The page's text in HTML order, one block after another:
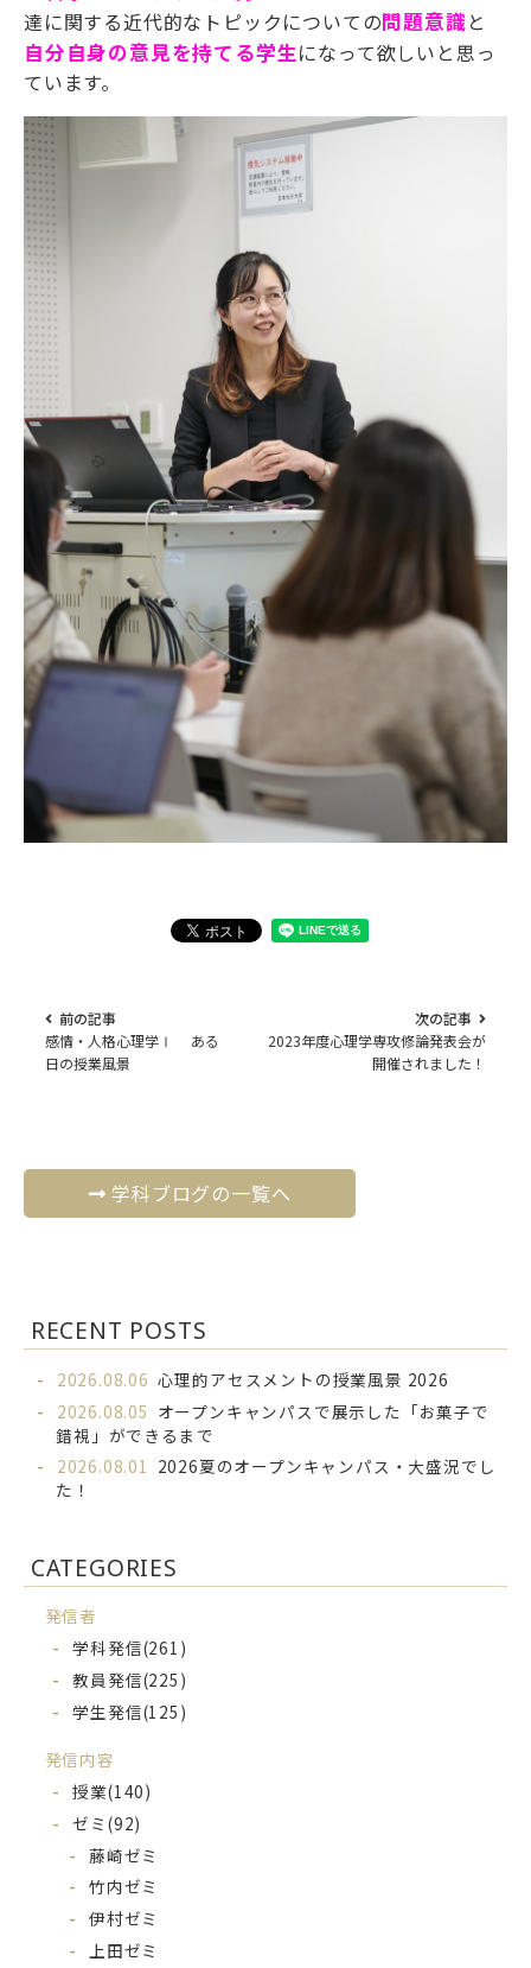
達に関する近代的なトピックについての問題意識と
自分自身の意見を持てる学生になって欲しいと思っ
ています。
前の記事
感情・人格心理学Ⅰ ある
日の授業風景
次の記事
2023年度心理学専攻修論発表会が
開催されました！
学科ブログの一覧へ
RECENT POSTS
2026.08.06 心理的アセスメントの授業風景 2026
2026.08.05 オープンキャンパスで展示した「お菓子で
錯視」ができるまで
2026.08.01 2026夏のオープンキャンパス・大盛況でし
た！
CATEGORIES
発信者
学科発信(261)
教員発信(225)
学生発信(125)
発信内容
授業(140)
ゼミ(92)
藤崎ゼミ
竹内ゼミ
伊村ゼミ
上田ゼミ